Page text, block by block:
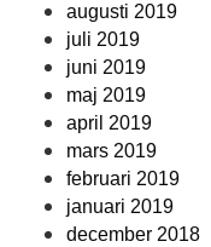
augusti 2019
juli 2019
juni 2019
maj 2019
april 2019
mars 2019
februari 2019
januari 2019
december 2018